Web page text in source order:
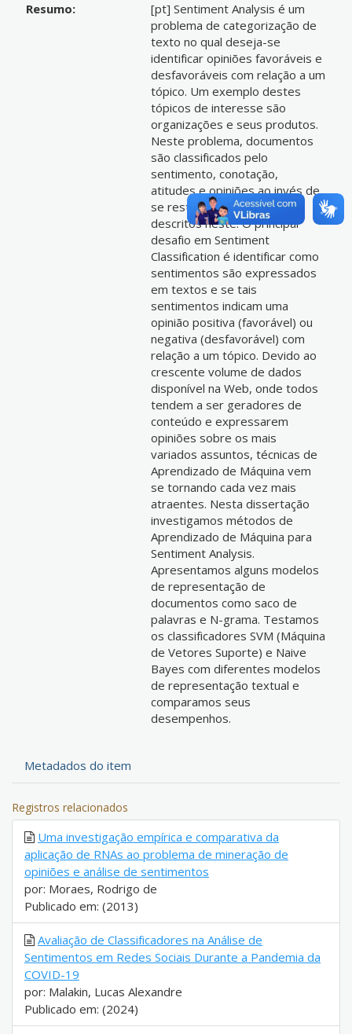
Resumo:
[pt] Sentiment Analysis é um
problema de categorização de
texto no qual deseja-se
identificar opiniões favoráveis e
desfavoráveis com relação a um
tópico. Um exemplo destes
tópicos de interesse são
organizações e seus produtos.
Neste problema, documentos
são classificados pelo
sentimento, conotação,
atitudes e opiniões ao invés de
se restringir aos fatos
descritos neste. O principal
desafio em Sentiment
Classification é identificar como
sentimentos são expressados
em textos e se tais
sentimentos indicam uma
opinião positiva (favorável) ou
negativa (desfavorável) com
relação a um tópico. Devido ao
crescente volume de dados
disponível na Web, onde todos
tendem a ser geradores de
conteúdo e expressarem
opiniões sobre os mais
variados assuntos, técnicas de
Aprendizado de Máquina vem
se tornando cada vez mais
atraentes. Nesta dissertação
investigamos métodos de
Aprendizado de Máquina para
Sentiment Analysis.
Apresentamos alguns modelos
de representação de
documentos como saco de
palavras e N-grama. Testamos
os classificadores SVM (Máquina
de Vetores Suporte) e Naive
Bayes com diferentes modelos
de representação textual e
comparamos seus
desempenhos.
Metadados do item
Registros relacionados
Uma investigação empírica e comparativa da
aplicação de RNAs ao problema de mineração de
opiniões e análise de sentimentos
por: Moraes, Rodrigo de
Publicado em: (2013)
Avaliação de Classificadores na Análise de
Sentimentos em Redes Sociais Durante a Pandemia da
COVID-19
por: Malakin, Lucas Alexandre
Publicado em: (2024)